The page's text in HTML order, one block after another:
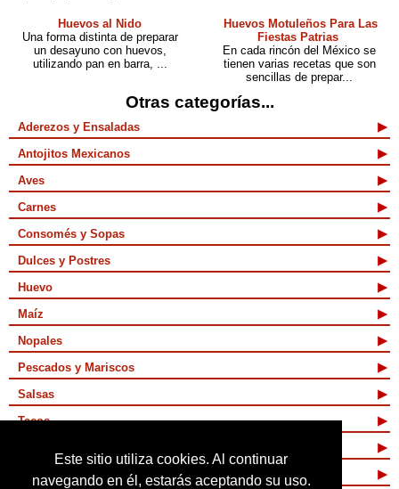
Este sitio utiliza cookies. Al continuar
navegando en él, estarás aceptando su uso.
Huevos al Nido
Una forma distinta de preparar
un desayuno con huevos,
utilizando pan en barra, ...
Huevos Motuleños Para Las
Fiestas Patrias
En cada rincón del México se
tienen varias recetas que son
sencillas de prepar...
Otras categorías...
Aderezos y Ensaladas
Antojitos Mexicanos
Aves
Carnes
Consomés y Sopas
Dulces y Postres
Huevo
Maíz
Nopales
Pescados y Mariscos
Salsas
Tacos
Vegetarianas